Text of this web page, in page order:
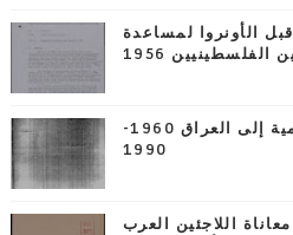
الأونروا لمساعدة
الفلسطينيين 1956
تقرير صادرات الأسلحة العالمية إلى العراق 1960-
1990
اللاجئين العرب